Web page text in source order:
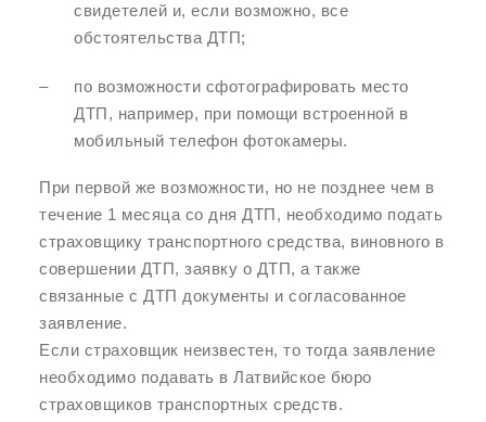
свидетелей и, если возможно, все
обстоятельства ДТП;
по возможности сфотографировать место
ДТП, например, при помощи встроенной в
мобильный телефон фотокамеры.
При первой же возможности, но не позднее чем в
течение 1 месяца со дня ДТП, необходимо подать
страховщику транспортного средства, виновного в
совершении ДТП, заявку о ДТП, а также
связанные с ДТП документы и согласованное
заявление.
Если страховщик неизвестен, то тогда заявление
необходимо подавать в Латвийское бюро
страховщиков транспортных средств.